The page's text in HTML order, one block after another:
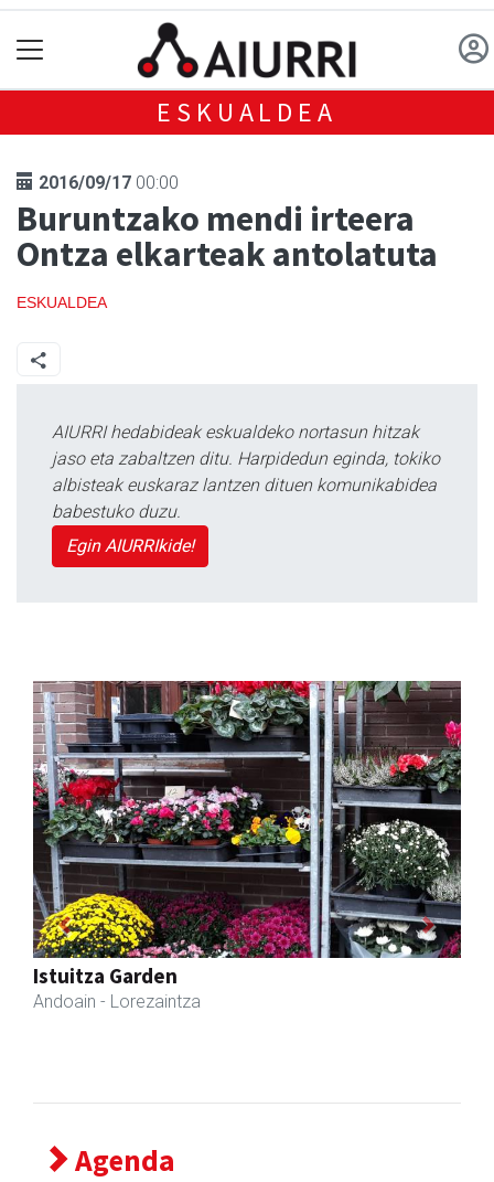
ESKUALDEA
2016/09/17 00:00
Buruntzako mendi irteera
Ontza elkarteak antolatuta
ESKUALDEA
AIURRI hedabideak eskualdeko nortasun hitzak
jaso eta zabaltzen ditu. Harpidedun eginda, tokiko
albisteak euskaraz lantzen dituen komunikabidea
babestuko duzu.
Egin AIURRIkide!
Eizmendi ile-apaindegia
Amasa-Villabona
Previous Next
Agenda